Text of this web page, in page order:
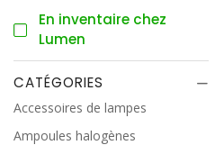
En inventaire chez
Lumen
CATÉGORIES
Accessoires de lampes
Ampoules halogènes